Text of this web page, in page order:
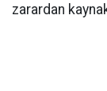
zarardan